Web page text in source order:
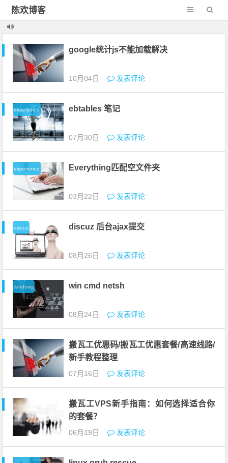
陈欢博客
google统计js不能加载解决
10月04日 发表评论
experience ebtables 笔记
07月30日 发表评论
experience Everything匹配空文件夹
03月22日 发表评论
discuz discuz 后台ajax提交
08月26日 发表评论
windows win cmd netsh
08月24日 发表评论
搬瓦工优惠码/搬瓦工优惠套餐/高速线路/
新手教程整理
07月16日 发表评论
搬瓦工VPS新手指南：如何选择适合你
的套餐？
06月19日 发表评论